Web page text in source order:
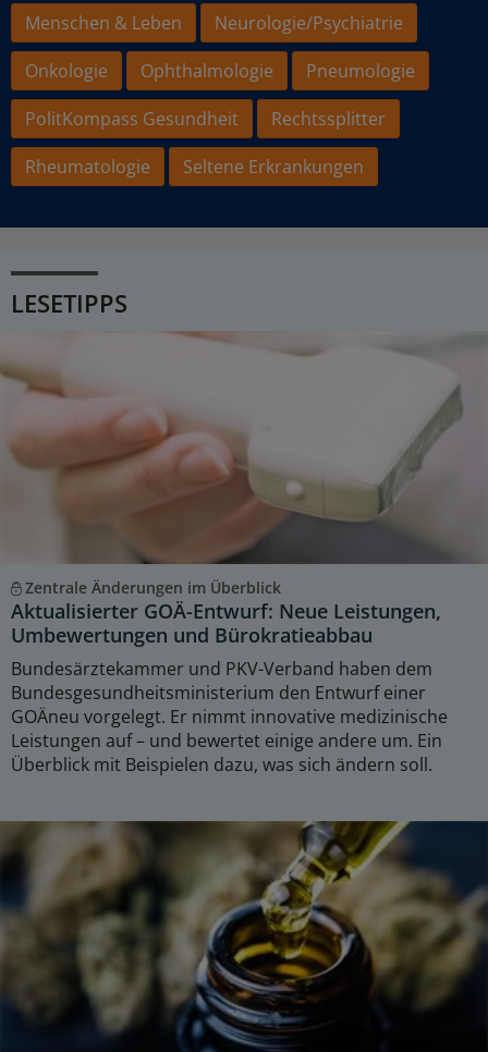
Menschen & Leben
Neurologie/Psychiatrie
Onkologie
Ophthalmologie
Pneumologie
PolitKompass Gesundheit
Rechtssplitter
Rheumatologie
Seltene Erkrankungen
LESETIPPS
Zentrale Änderungen im Überblick
Aktualisierter GOÄ-Entwurf: Neue Leistungen,
Umbewertungen und Bürokratieabbau
Bundesärztekammer und PKV-Verband haben dem
Bundesgesundheitsministerium den Entwurf einer
GOÄneu vorgelegt. Er nimmt innovative medizinische
Leistungen auf – und bewertet einige andere um. Ein
Überblick mit Beispielen dazu, was sich ändern soll.